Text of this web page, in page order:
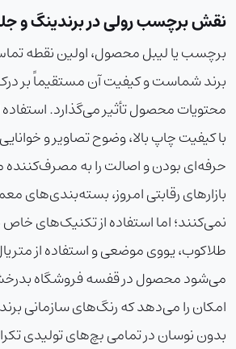
نقش برچسب رولی در برندینگ و
برچسب یا لیبل محصول، اولین نقطه
برند شماست و کیفیت آن مستقیماً بر
محتویات محصول تأثیر می‌گذارد.
با کیفیت چاپ بالا، وضوح تصاویر و
حرفه‌ای بودن و اصالت را به
بازارهای رقابتی امروز، بسته‌بندی‌های
نمی‌کنند؛ اما استفاده از تکنیک‌های
طلاکوب، یووی موضعی و استفاده از
می‌شود محصول در قفسه فروشگاه
امکان را می‌دهد که رنگ‌های سازمانی برند
بدون نوسان در تمامی بچ‌های تولیدی